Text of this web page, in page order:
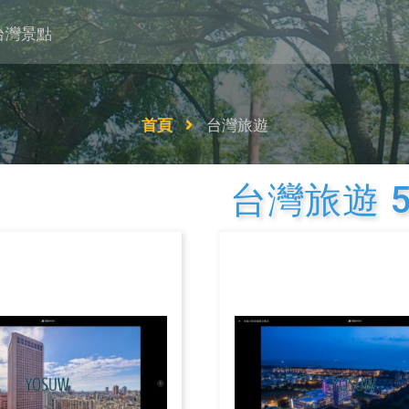
灣景點
首頁 台灣旅遊
台灣旅遊